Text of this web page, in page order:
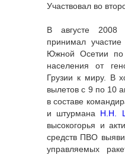
Участвовал во
В августе 2008
принимал
Южной Осетии по
населения от
Грузии к миру. В
вылетов с 9 по 10
в составе
и штурмана Н.Н.
высокогорья и
средств ПВО
управляемых